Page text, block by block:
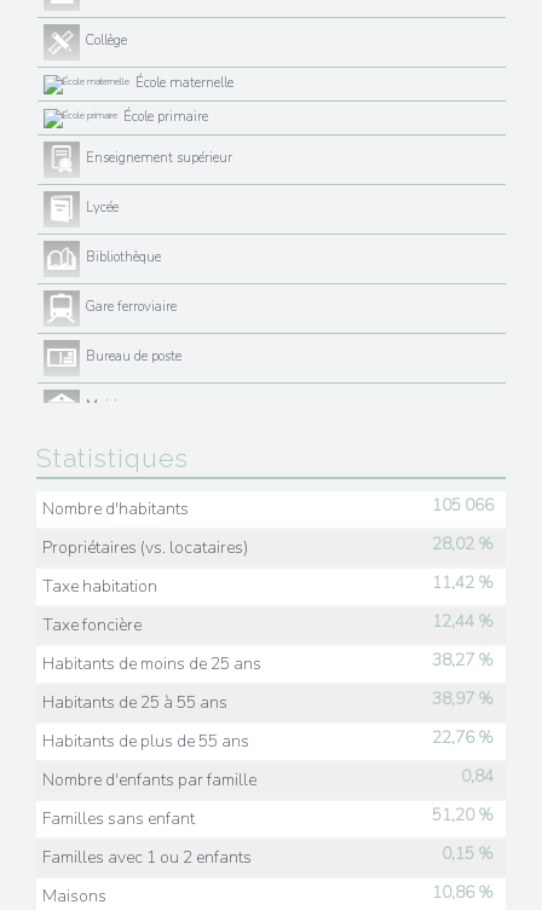
Collège
École maternelle
École primaire
Enseignement supérieur
Lycée
Bibliothèque
Gare ferroviaire
Bureau de poste
Mairie
Presse et Tabac
Statistiques
Nombre d'habitants
105 066
Propriétaires (vs. locataires)
28,02 %
Taxe habitation
11,42 %
Taxe foncière
12,44 %
Habitants de moins de 25 ans
38,27 %
Habitants de 25 à 55 ans
38,97 %
Habitants de plus de 55 ans
22,76 %
Nombre d'enfants par famille
0,84
Familles sans enfant
51,20 %
Familles avec 1 ou 2 enfants
0,15 %
Maisons
10,86 %